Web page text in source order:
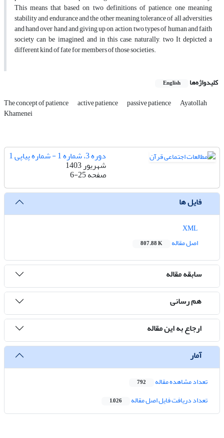
This means that based on two definitions of patience, one meaning
stability and endurance and the other meaning tolerance of all adversities
and hand over hand and giving up on action, two types of human and faith
society can be imagined, and in this case, naturally, two It depicted a
different kind of fate for members of those societies.
کلیدواژه‌ها English
The concept of patience active patience passive patience Ayatollah
Khamenei
دوره 3، شماره 1 - شماره پیاپی 1
شهریور 1403
صفحه6-25
فایل ها
اصل مقاله
807.88 K
سابقه مقاله
هم رسانی
ارجاع به این مقاله
آمار
تعداد مشاهده مقاله 792
تعداد دریافت فایل اصل مقاله 1,026